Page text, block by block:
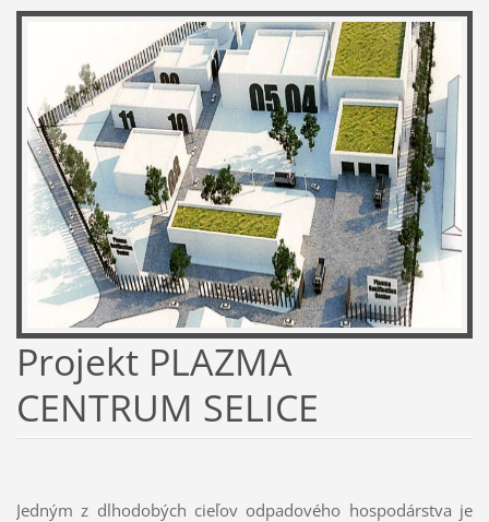
Projekt PLAZMA
CENTRUM SELICE
Jedným z dlhodobých cieľov odpadového hospodárstva je